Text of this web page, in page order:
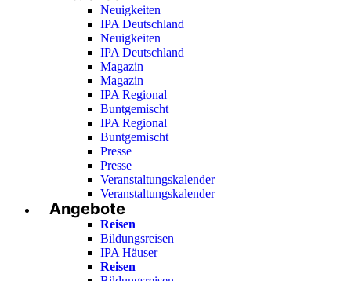
Neuigkeiten
IPA Deutschland
Neuigkeiten
IPA Deutschland
Magazin
Magazin
IPA Regional
Buntgemischt
IPA Regional
Buntgemischt
Presse
Presse
Veranstaltungskalender
Veranstaltungskalender
Angebote
Reisen
Bildungsreisen
IPA Häuser
Reisen